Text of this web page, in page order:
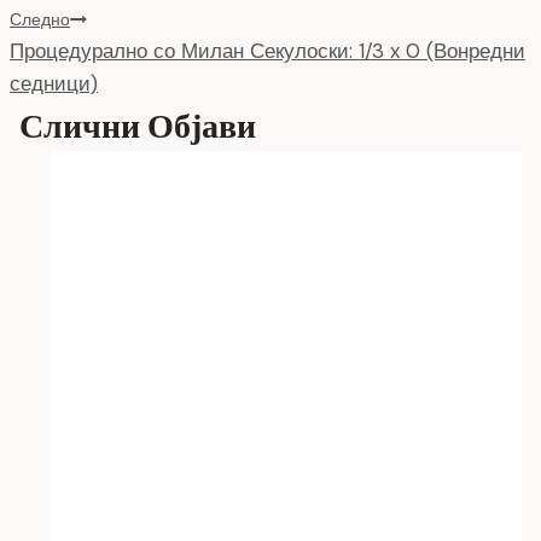
p
n
k
e
Следно
Процедурално со Милан Секулоски: 1/3 x 0 (Вонредни
седници)
Слични Објави